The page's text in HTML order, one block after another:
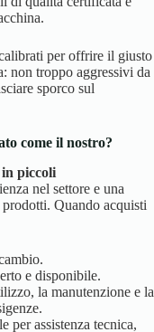
per offrire il giusto
non troppo aggressivi da
sporco sul
come il nostro?
piccoli
nel settore e una
Quando acquisti
e disponibile.
la manutenzione e la
per assistenza tecnica,